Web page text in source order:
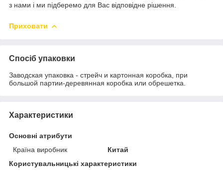
з нами і ми підберемо для Вас відповідне рішення.
Приховати
Спосіб упаковки
Заводская упаковка - стрейч и картонная коробка, при
большой партии-деревянная коробка или обрешетка.
Характеристики
Основні атрибути
Країна виробник
Китай
Користувальницькі характеристики